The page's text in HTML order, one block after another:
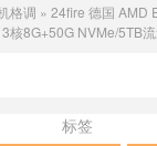
格调 » 24fire 德国 AMD
核8G+50G NVMe/5TB
标签